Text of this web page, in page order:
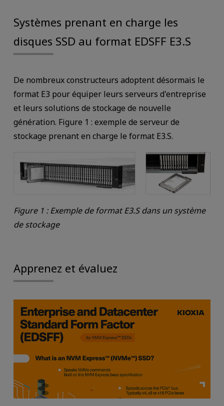
Systèmes prenant en charge les
disques SSD au format EDSFF E3.S
De nombreux constructeurs adoptent désormais le
format E3 pour équiper leurs serveurs d'entreprise
et leurs solutions de stockage de nouvelle
génération. Figure 1 : exemple de serveur de
stockage prenant en charge le format E3.S.
Figure 1 : Exemple de format E3.S dans un système
de stockage
Apprenez et évaluez